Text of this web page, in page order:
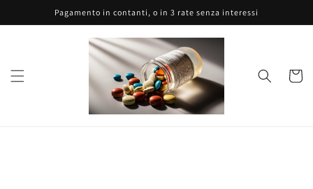
direttamente
ai contenuti
Pagamento in contanti, o in 3 rate senza interessi
Carrello